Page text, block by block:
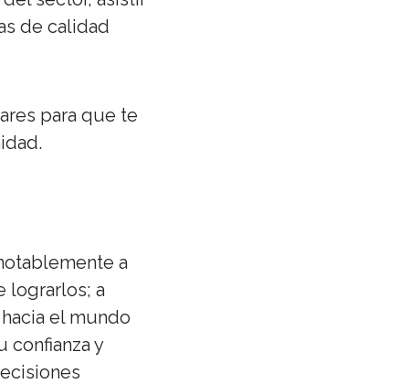
de calidad
para que te
a
lograrlos; a
el mundo
confianza y